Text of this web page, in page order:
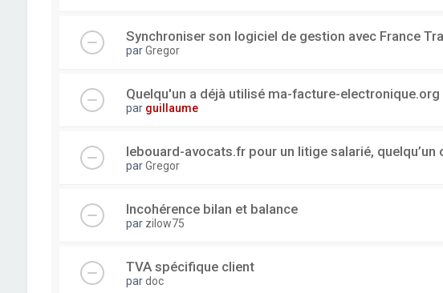
Synchroniser son logiciel de gestion avec France
parGregor
Quelqu'un a déjà utilisé ma-facture-
par guillaume
lebouard-avocats.fr pour un litige salarié, quelqu’un
parGregor
Incohérence bilan et balance
par zilow75
TVA spécifique client
pardoc